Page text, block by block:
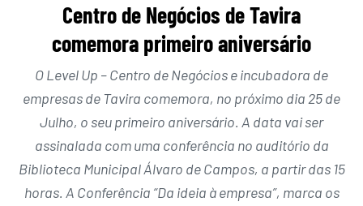
Centro de Negócios de Tavira
comemora primeiro aniversário
O Level Up – Centro de Negócios e incubadora de
empresas de Tavira comemora, no próximo dia 25 de
Julho, o seu primeiro aniversário. A data vai ser
assinalada com uma conferência no auditório da
Biblioteca Municipal Álvaro de Campos, a partir das 15
horas. A Conferência “Da ideia à empresa”, marca os